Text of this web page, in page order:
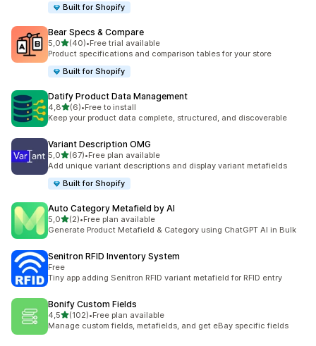
Built for Shopify
Bear Specs & Compare
5,05 yıldız üzerinden
(40)
toplam 40 değerlendirme
•Free trial available
Product specifications and comparison tables for your store
Built for Shopify
Datify Product Data Management
4,85 yıldız üzerinden
(6)
toplam 6 değerlendirme
•Free to install
Keep your product data complete, structured, and discoverable
Variant Description OMG
5,05 yıldız üzerinden
(67)
toplam 67 değerlendirme
•Free plan available
Add unique variant descriptions and display variant metafields
Built for Shopify
Auto Category Metafield by AI
5,05 yıldız üzerinden
(2)
toplam 2 değerlendirme
•Free plan available
Generate Product Metafield & Category using ChatGPT AI in Bulk
Senitron RFID Inventory System
Free
Tiny app adding Senitron RFID variant metafield for RFID entry
Bonify Custom Fields
4,55 yıldız üzerinden
(102)
toplam 102 değerlendirme
•Free plan available
Manage custom fields, metafields, and get eBay specific fields